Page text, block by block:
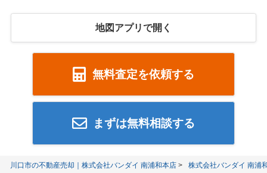
地図アプリで開く
無料査定を依頼する
まずは無料相談する
川口市の不動産売却｜株式会社バンダイ 南浦和本店 株式会社バンダイ 南浦